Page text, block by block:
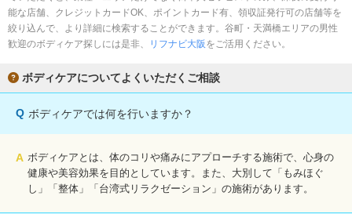
日本人スタッフのみ 女性スタッフのみ
駅から徒歩5分以内
こだわり条件を変更
閉じる
能な店舗、クレジットカードOK、ポイントカード有、領収証発行可の店舗等を
絞り込んで、より詳細に検索することができます。谷町・天満橋エリアの男性
歓迎のボディケア探しには是非、
リフナビ大阪 をご活用ください。
ボディケアについてよくいただくご相談
Q ボディケアでは何を行いますか？
A ボディケアとは、体のコリや痛みにアプローチする施術で、心身の
健康や美容効果を目的としています。また、大別して「もみほぐ
し」「整体」「台湾式リラクゼーション」の施術があります。